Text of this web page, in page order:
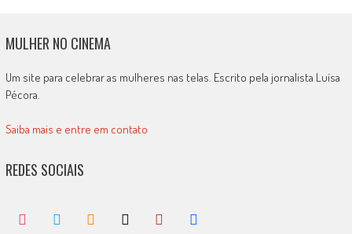
MULHER NO CINEMA
Um site para celebrar as mulheres nas telas. Escrito pela jornalista Luísa
Pécora.
Saiba mais e entre em contato
REDES SOCIAIS